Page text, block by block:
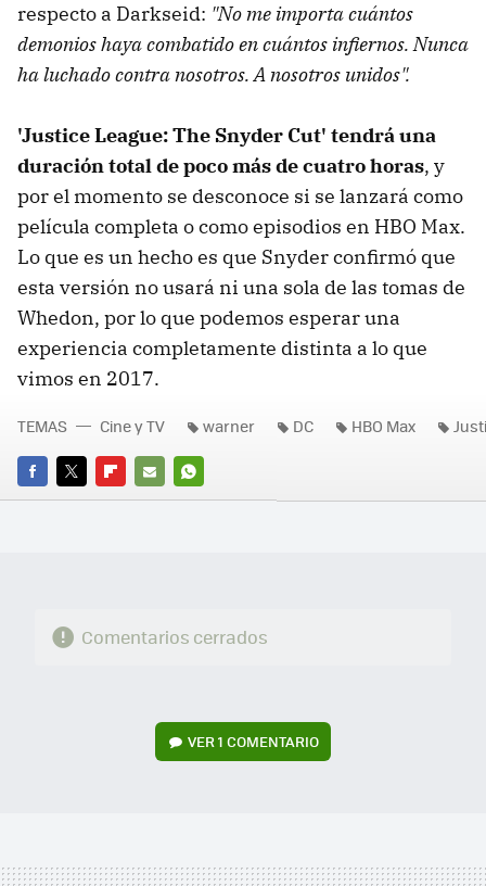
respecto a Darkseid: "No me importa cuántos
demonios haya combatido en cuántos infiernos. Nunca
ha luchado contra nosotros. A nosotros unidos".
'Justice League: The Snyder Cut' tendrá una
duración total de poco más de cuatro horas, y
por el momento se desconoce si se lanzará como
película completa o como episodios en HBO Max.
Lo que es un hecho es que Snyder confirmó que
esta versión no usará ni una sola de las tomas de
Whedon, por lo que podemos esperar una
experiencia completamente distinta a lo que
vimos en 2017.
FACEBOOK
TWITTERFLIPBOARD
E-
WHATSAPP
TEMAS Cine y TV warner DC HBO Max
Comentarios cerrados
VER1 COMENTARIO